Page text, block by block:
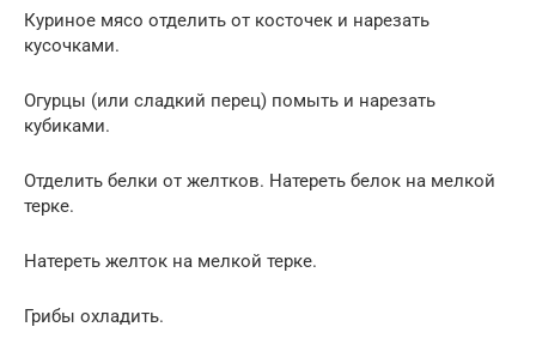
Куриное мясо отделить от косточек и нарезать
кусочками.
Огурцы (или сладкий перец) помыть и нарезать
кубиками.
Отделить белки от желтков. Натереть белок на мелкой
терке.
Натереть желток на мелкой терке.
Грибы охладить.